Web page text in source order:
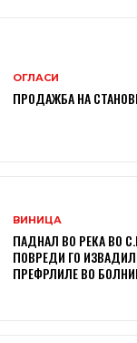
ОГЛАСИ
ПРОДАЖБА НА
ВИНИЦА
ПАДНАЛ ВО РЕКА ВО
ПОВРЕДИ ГО
ПРЕФРЛИЛЕ ВО